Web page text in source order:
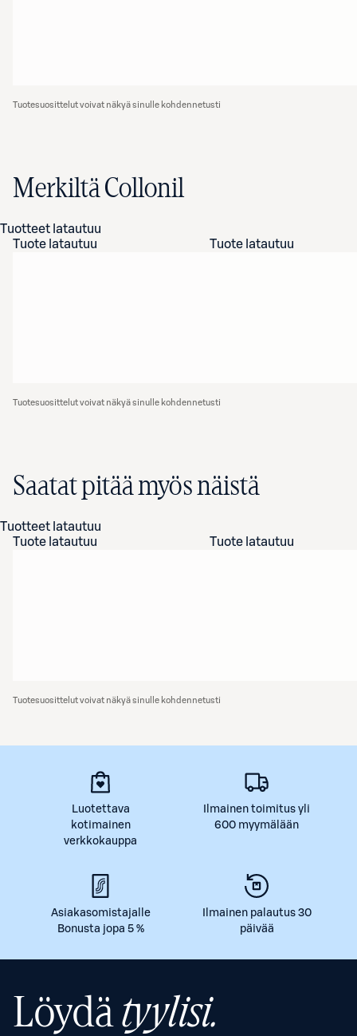
Tuotesuosittelut voivat näkyä sinulle kohdennetusti
Merkiltä Collonil
Tuotteet latautuu
Tuote latautuu
Tuote latautuu
Tuotesuosittelut voivat näkyä sinulle kohdennetusti
Saatat pitää myös näistä
Tuotteet latautuu
Tuote latautuu
Tuote latautuu
Tuotesuosittelut voivat näkyä sinulle kohdennetusti
Luotettava
kotimainen
verkkokauppa
Ilmainen toimitus yli
600 myymälään
Asiakasomistajalle
Bonusta jopa 5 %
Ilmainen palautus 30
päivää
Löydätyylisi.